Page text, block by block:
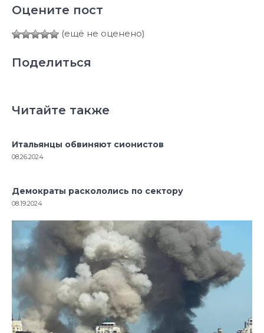
Оцените пост
(ещё не оценено)
Поделиться
Читайте также
Итальянцы обвиняют сионистов
08.26.2024
Демократы раскололись по сектору
08.19.2024